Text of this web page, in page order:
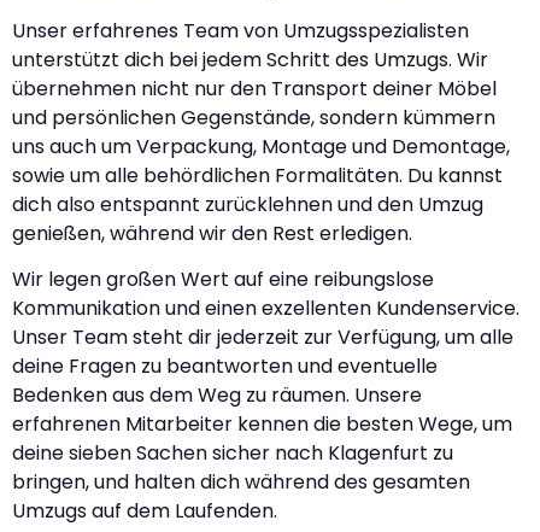
Unser erfahrenes Team von Umzugsspezialisten
unterstützt dich bei jedem Schritt des Umzugs. Wir
übernehmen nicht nur den Transport deiner Möbel
und persönlichen Gegenstände, sondern kümmern
uns auch um Verpackung, Montage und Demontage,
sowie um alle behördlichen Formalitäten. Du kannst
dich also entspannt zurücklehnen und den Umzug
genießen, während wir den Rest erledigen.
Wir legen großen Wert auf eine reibungslose
Kommunikation und einen exzellenten Kundenservice.
Unser Team steht dir jederzeit zur Verfügung, um alle
deine Fragen zu beantworten und eventuelle
Bedenken aus dem Weg zu räumen. Unsere
erfahrenen Mitarbeiter kennen die besten Wege, um
deine sieben Sachen sicher nach Klagenfurt zu
bringen, und halten dich während des gesamten
Umzugs auf dem Laufenden.